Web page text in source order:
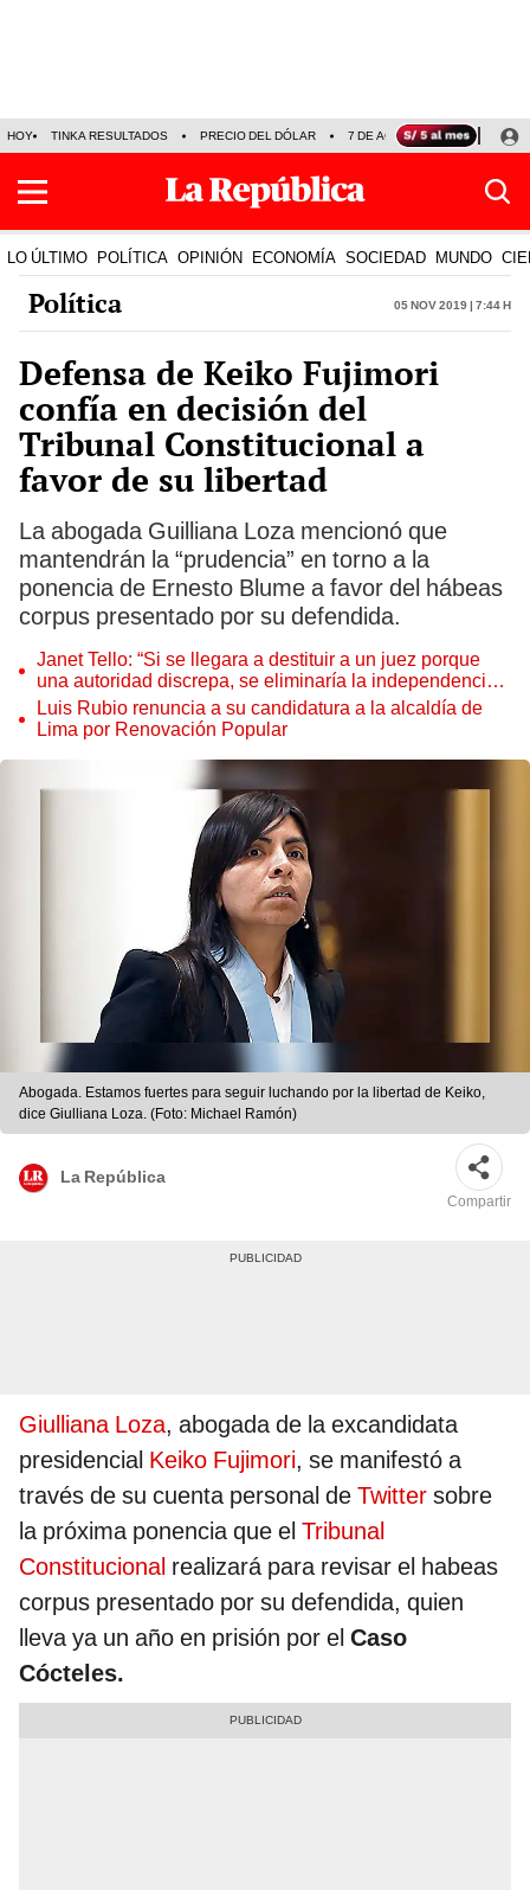
HOY TINKA RESULTADOS PRECIO DEL DÓLAR 7 DE AGOSTO OLLANTA
LO ÚLTIMO POLÍTICA OPINIÓN ECONOMÍA SOCIEDAD MUNDO
Política 05 Nov 2019 | 7:44 h
Defensa de Keiko Fujimori
confía en decisión del
Tribunal Constitucional a
favor de su libertad
La abogada Guilliana Loza mencionó que
mantendrán la “prudencia” en torno a la
ponencia de Ernesto Blume a favor del hábeas
corpus presentado por su defendida.
Janet Tello: “Si se llegara a destituir a un juez porque
una autoridad discrepa, se eliminaría la independencia
judicial”
Luis Rubio renuncia a su candidatura a la alcaldía de
Lima por Renovación Popular
Abogada. Estamos fuertes para seguir luchando por la libertad de Keiko,
dice Giulliana Loza. (Foto: Michael Ramón)
La República
Compartir
Giulliana Loza, abogada de la excandidata
presidencial Keiko Fujimori, se manifestó a
través de su cuenta personal de Twitter sobre
la próxima ponencia que el Tribunal
Constitucional realizará para revisar el habeas
corpus presentado por su defendida, quien
lleva ya un año en prisión por el Caso
Cócteles.